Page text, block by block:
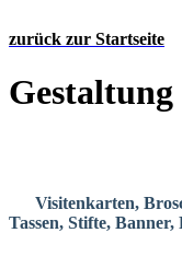
zurück zur Startseite
Visitenkarten,
Tassen, Stifte,